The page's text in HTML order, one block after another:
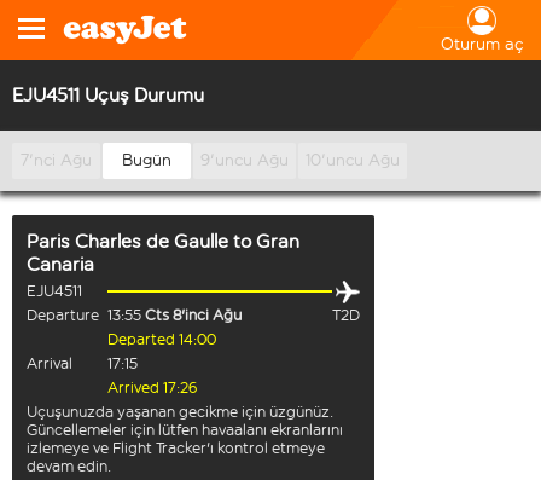
Oturum aç
EJU4511 Uçuş Durumu
7'nci Ağu Bugün 9'uncu Ağu 10'uncu Ağu
Paris Charles de Gaulle toGran
Canaria
EJU4511
Departure 13:55 Cts 8'inci Ağu
T2D
Departed 14:00
Arrival
17:15
Arrived 17:26
Uçuşunuzda yaşanan gecikme için üzgünüz.
Güncellemeler için lütfen havaalanı ekranlarını
izlemeye ve Flight Tracker'ı kontrol etmeye
devam edin.